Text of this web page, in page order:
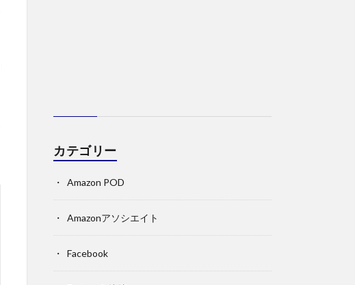
カテゴリー
Amazon POD
Amazonアソシエイト
Facebook